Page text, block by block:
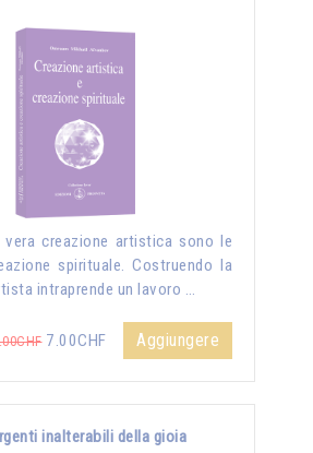
vera creazione artistica sono le
spirituale. Costruendo la
intraprende un lavoro …
7.00CHF Aggiungere
inalterabili della gioia